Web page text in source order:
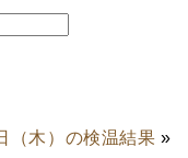
（木）の検温結果 »